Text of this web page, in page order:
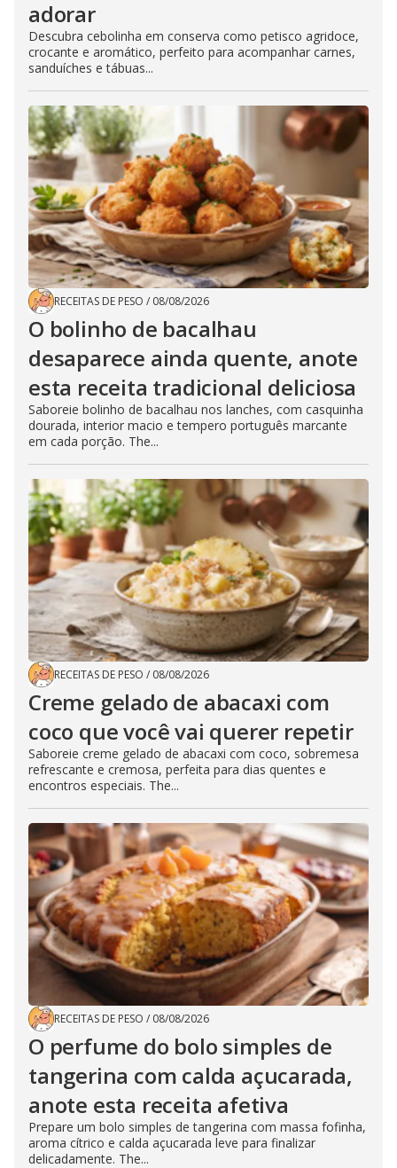
adorar
Descubra cebolinha em conserva como petisco agridoce,
crocante e aromático, perfeito para acompanhar carnes,
sanduíches e tábuas...
RECEITAS DE PESO / 08/08/2026
O bolinho de bacalhau
desaparece ainda quente, anote
esta receita tradicional deliciosa
Saboreie bolinho de bacalhau nos lanches, com casquinha
dourada, interior macio e tempero português marcante
em cada porção. The...
RECEITAS DE PESO / 08/08/2026
Creme gelado de abacaxi com
coco que você vai querer repetir
Saboreie creme gelado de abacaxi com coco, sobremesa
refrescante e cremosa, perfeita para dias quentes e
encontros especiais. The...
RECEITAS DE PESO / 08/08/2026
O perfume do bolo simples de
tangerina com calda açucarada,
anote esta receita afetiva
Prepare um bolo simples de tangerina com massa fofinha,
aroma cítrico e calda açucarada leve para finalizar
delicadamente. The...